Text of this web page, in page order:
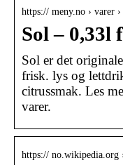
https:// meny.no › varer
Sol – 0,33l
Sol er det
frisk. lys og
citrussmak. Les
varer.
https:// no.wikipedia.org